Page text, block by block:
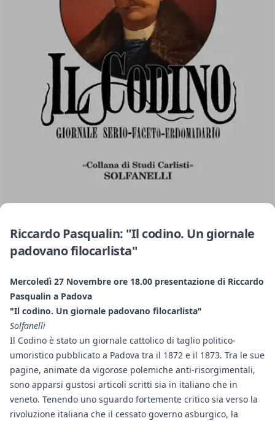
Riccardo Pasqualin: "Il codino. Un giornale
padovano filocarlista"
Mercoledì 27 Novembre ore 18.00 presentazione di Riccardo
Pasqualin a Padova
"Il codino. Un giornale padovano filocarlista"
Solfanelli
Il Codino è stato un giornale cattolico di taglio politico-
umoristico pubblicato a Padova tra il 1872 e il 1873. Tra le sue
pagine, animate da vigorose polemiche anti-risorgimentali,
sono apparsi gustosi articoli scritti sia in italiano che in
veneto. Tenendo uno sguardo fortemente critico sia verso la
rivoluzione italiana che il cessato governo asburgico, la